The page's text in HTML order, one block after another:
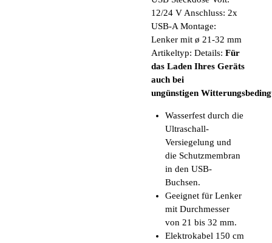
12/24 V Anschluss: 2x
USB-A Montage:
Lenker mit ø 21-32 mm
Artikeltyp: Details: Für
das Laden Ihres Geräts
auch bei
ungünstigen
Wasserfest durch die
Ultraschall-
Versiegelung und
die Schutzmembran
in den USB-
Buchsen.
Geeignet für Lenker
mit Durchmesser
von 21 bis 32 mm.
Elektrokabel 150 cm